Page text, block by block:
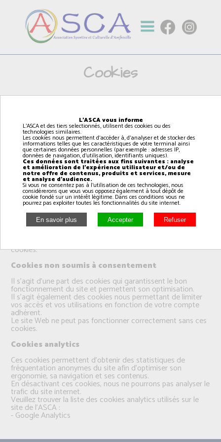
Cookies
des technologies similaires.
Les cookies nous permettent d’accéder à, d’analyser et de
stocker des informations telles que les caractéristiques de
votre terminal ainsi que certaines données personnelles (par
exemple : adresses IP, données de navigation, d’utilisation,
identifiants uniques).
Ces données sont traitées aux fins suivantes : analyse et
amélioration de l’expérience utilisateur et/ou de notre offre
de contenus, produits et services, mesure et analyse
d’audience.
Si vous ne consentez pas à l’utilisation de ces technologies,
nous considérerons que vous vous opposez également à
tout dépôt de cookie fondé sur un intérêt légitime. Dans ces
conditions vous ne pourrez pas exploiter toutes les
fonctionnalités du site internet.
cookies.
Cookies non soumis à consentement
Il s’agit d’une part des cookies qui garantissent le bon
fonctionnement du site et permettent son optimisation.
Il s’agit également des cookies nous permettant de limiter
vos accès et vos utilisations en fonction de votre compte
adhérent.
Le site Web ne peut pas fonctionner correctement sans ces
cookies.
Cookies analytics
Ces cookies permettent d’obtenir des statistiques de
fréquentation anonymes du site afin d’optimiser son
ergonomie, sa navigation et ses contenus.
En désactivant ces cookies, nous ne pourrons pas analyser le
trafic du site internet.
Veuillez trouver la liste des cookies analytics utilisés sur le
site de l'ASCA :
- Google Analytics
L'ASCA vous informe
L'ASCA et des tiers selectionnés, utilisent des cookies ou des
technologies similaires.
Les cookies nous permettent d'accéder à, d'analyser et de stocker des
informations telles que les caractéristiques de votre terminal ainsi
que certaines données personnelles (par exemple : adresses IP,
données de navigation, d'utilisation, identifiants uniques).
Ces données sont traitées aux fins suivantes : analyse
et amélioration de l'expérience utilisateur et/ou de
notre offre de contenus, produits et services, mesure
et analyse d'audience.
Si vous ne consentez pas à l'utilisation de ces technologies, nous
considérerons que vous vous opposez également à tout dépôt de
cookie fondé sur un intérêt légitime. Dans ces conditions vous ne
pourrez pas exploiter toutes les fonctionnalités du site internet.